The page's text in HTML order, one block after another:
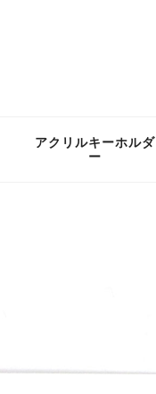
アクリルキーホルダ
ー